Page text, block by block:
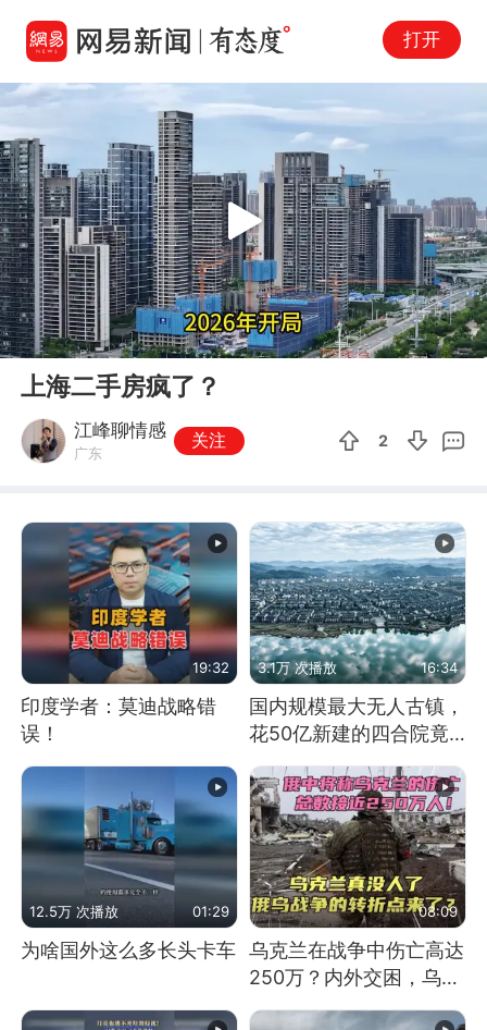
打开
00:00 00:32
Play
上海二手房疯了？
江峰聊情感
广东
关注 2
19:32
印度学者：莫迪战略错
误！
3.1万 次播放 16:34
国内规模最大无人古镇，
花50亿新建的四合院竟
没人住，发生了啥
12.5万 次播放 01:29
为啥国外这么多长头卡车
08:09
乌克兰在战争中伤亡高达
250万？内外交困，乌克